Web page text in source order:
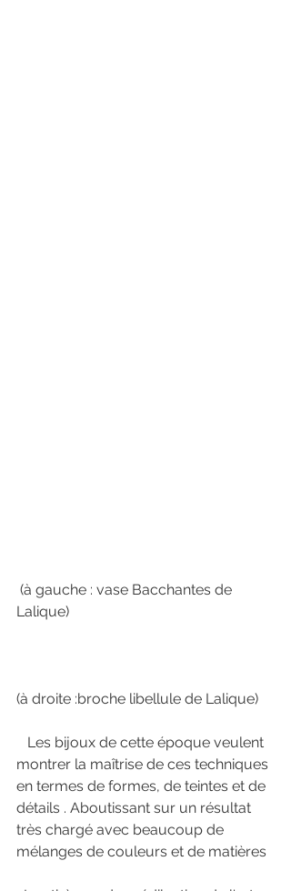
Lalique)
(à droite :broche libellule de Lalique)
montrer la maîtrise de ces techniques
en termes de formes, de teintes et de
détails . Aboutissant sur un résultat
très chargé avec beaucoup de
mélanges de couleurs et de matières